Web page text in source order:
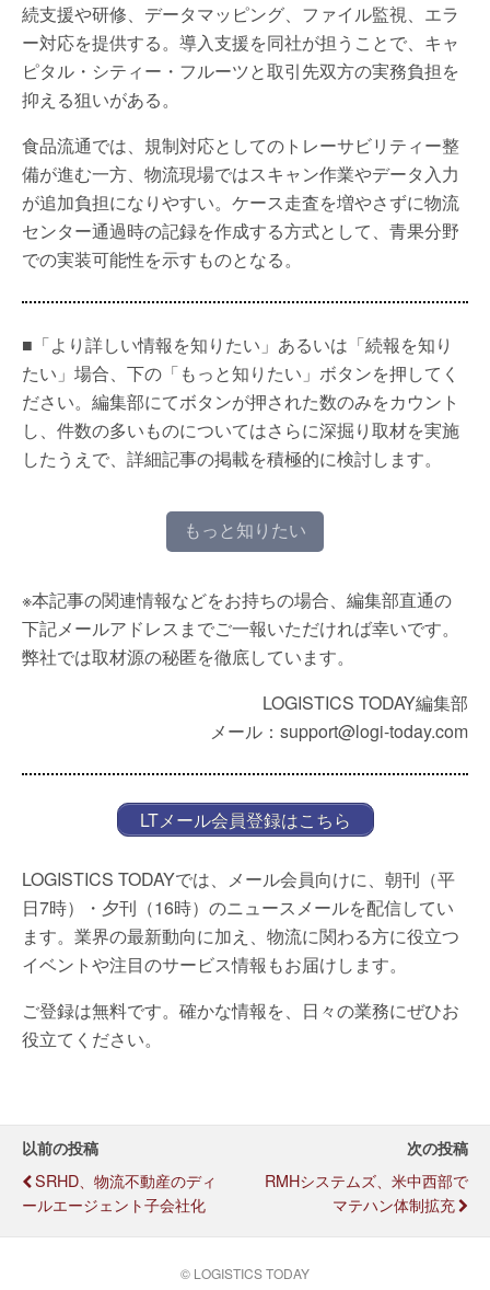
続支援や研修、データマッピング、ファイル監視、エラ
ー対応を提供する。導入支援を同社が担うことで、キャ
ピタル・シティー・フルーツと取引先双方の実務負担を
抑える狙いがある。
食品流通では、規制対応としてのトレーサビリティー整
備が進む一方、物流現場ではスキャン作業やデータ入力
が追加負担になりやすい。ケース走査を増やさずに物流
センター通過時の記録を作成する方式として、青果分野
での実装可能性を示すものとなる。
■「より詳しい情報を知りたい」あるいは「続報を知り
たい」場合、下の「もっと知りたい」ボタンを押してく
ださい。編集部にてボタンが押された数のみをカウント
し、件数の多いものについてはさらに深掘り取材を実施
したうえで、詳細記事の掲載を積極的に検討します。
もっと知りたい
※本記事の関連情報などをお持ちの場合、編集部直通の
下記メールアドレスまでご一報いただければ幸いです。
弊社では取材源の秘匿を徹底しています。
LOGISTICS TODAY編集部
メール：support@logi-today.com
LTメール会員登録はこちら
LOGISTICS TODAYでは、メール会員向けに、朝刊（平
日7時）・夕刊（16時）のニュースメールを配信してい
ます。業界の最新動向に加え、物流に関わる方に役立つ
イベントや注目のサービス情報もお届けします。
ご登録は無料です。確かな情報を、日々の業務にぜひお
役立てください。
以前の投稿
SRHD、物流不動産のディ
ールエージェント子会社化
次の投稿
RMHシステムズ、米中西部で
マテハン体制拡充
© LOGISTICS TODAY